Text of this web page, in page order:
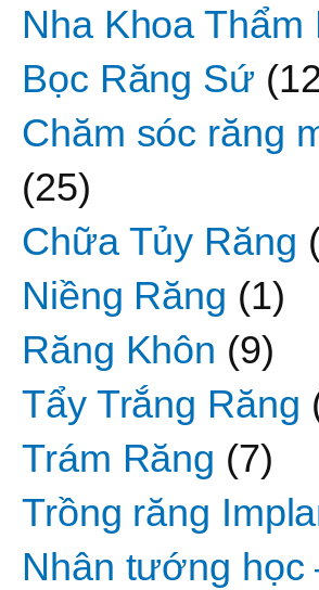
Nha Khoa Thẩm
Bọc Răng Sứ
Chăm sóc răng
(25)
Chữa Tủy Răng
Niềng Răng (1)
Răng Khôn (9)
Tẩy Trắng Răng
Trám Răng (7)
Trồng răng
Nhân tướng học